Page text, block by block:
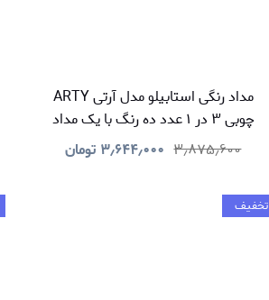
مداد رنگی استابیلو مدل آرتی ARTY
چوبی ۳ در ۱ عدد ده رنگ با یک مداد
تراش ۳٫۸۷۵٫۶۰۰ ۳٫۶۴۴٫۰۰۰ تومان
تخفیف